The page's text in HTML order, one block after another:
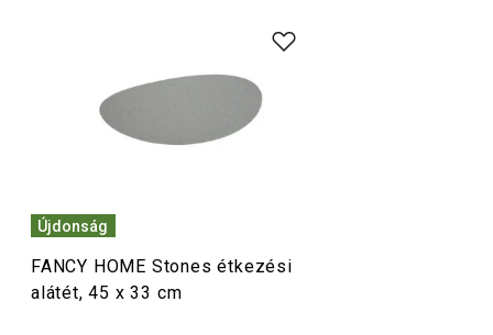
formáltuk kézzelfoghatóvá a FANCY HOME Stones
lakásdekorációs
szánt kiegészítőket
tartalmaz, melyek finom formavilágát a lávakövek ihlették.
A termékeket minimalista, lekerekített vonalak jellemzik.
Újdonság
FANCY HOME Stones étkezési
alátét, 45 x 33 cm